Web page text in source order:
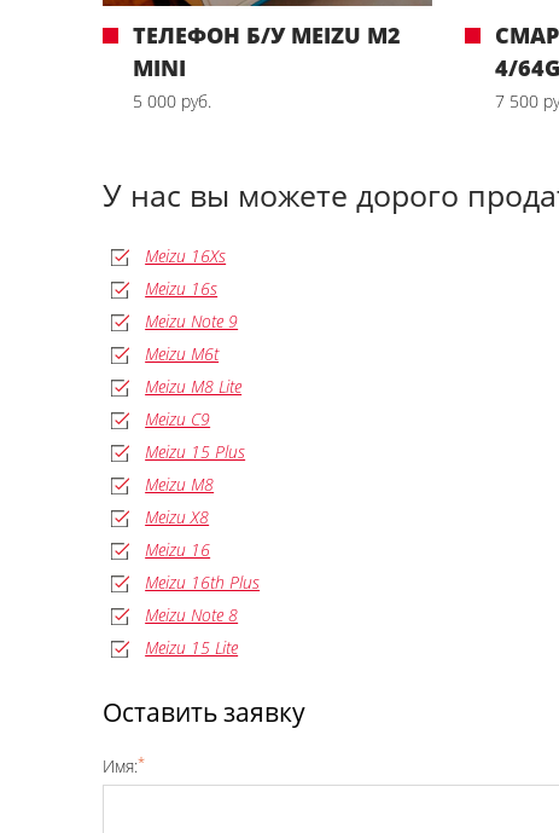
ТЕЛЕФОН Б/У MEIZU M2
MINI
5 000 руб.
4/
7 500
У нас вы можете дорого
Meizu 16Xs
Meizu 16s
Meizu Note 9
Meizu M6t
Meizu M8 Lite
Meizu C9
Meizu 15 Plus
Meizu M8
Meizu X8
Meizu 16
Meizu 16th Plus
Meizu Note 8
Meizu 15 Lite
Оставить заявку
Имя:*